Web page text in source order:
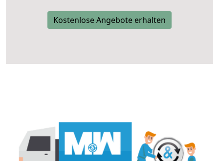
Kostenlose Angebote erhalten